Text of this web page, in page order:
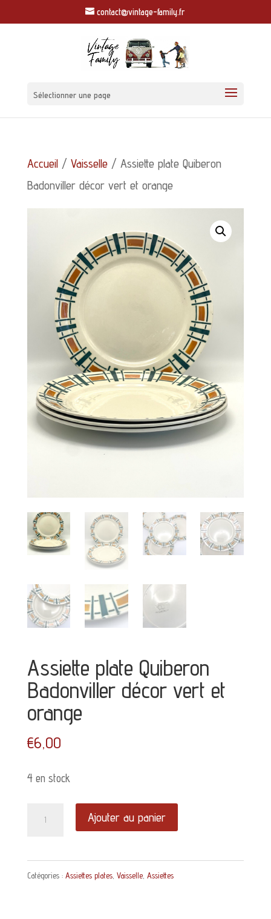
contact@vintage-family.fr
Sélectionner une page
Accueil/ Vaisselle/ Assiette plate Quiberon
Badonviller décor vert et orange
Assiette plate Quiberon
Badonviller décor vert et
orange
€6,00
4 en stock
quantité
Assiette
plate
Ajouter au panier
Catégories : Assiettes plates, Vaisselle, Assiettes